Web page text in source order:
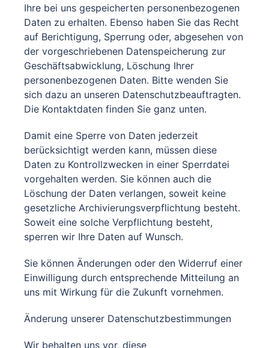
Ihre bei uns gespeicherten personenbezogenen
Daten zu erhalten. Ebenso haben Sie das Recht
auf Berichtigung, Sperrung oder, abgesehen von
der vorgeschriebenen Datenspeicherung zur
Geschäftsabwicklung, Löschung Ihrer
personenbezogenen Daten. Bitte wenden Sie
sich dazu an unseren Datenschutzbeauftragten.
Die Kontaktdaten finden Sie ganz unten.
Damit eine Sperre von Daten jederzeit
berücksichtigt werden kann, müssen diese
Daten zu Kontrollzwecken in einer Sperrdatei
vorgehalten werden. Sie können auch die
Löschung der Daten verlangen, soweit keine
gesetzliche Archivierungsverpflichtung besteht.
Soweit eine solche Verpflichtung besteht,
sperren wir Ihre Daten auf Wunsch.
Sie können Änderungen oder den Widerruf einer
Einwilligung durch entsprechende Mitteilung an
uns mit Wirkung für die Zukunft vornehmen.
Änderung unserer Datenschutzbestimmungen
Wir behalten uns vor, diese